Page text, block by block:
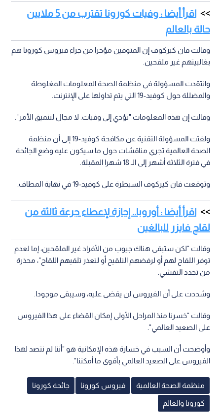
اقرأ أيضا : وفيات كورونا تقترب من 5 ملايين
حالة بالعالم
وقالت فان كيركوف إن المتوفين مؤخرا من جراء فيروس كورونا هم
بغالبيتهم غير ملقحين.
وانتقدت المسؤولة في منظمة الصحة المعلومات المغلوطة
والمضللة حول كوفيد-19 التي يتم تداولها على الإنترنت.
وقالت إن هذه المعلومات "تؤدي إلى وفيات. لا مجال لتنميق الأمر".
ولفتت المسؤولة التقنية عن مكافحة كوفيد-19 إلى أن منظمة
الصحة العالمية تجري مناقشات حول ما سيكون عليه وضع الجائحة
في فترة الثلاثة أشهر إلى الـ 18 شهرا المقبلة.
وتوقعت فان كيركوف السيطرة على كوفيد-19 في نهاية المطاف.
اقرأ أيضا : أوروبا.. إجازة لإعطاء جرعة ثالثة من
لقاح فايزر للبالغين
وقالت "لكن ستبقى هناك جيوب من الأفراد غير الملقحين، إما لعدم
توفر اللقاح لهم أو لرفضهم التلقيح أو لتعذر تلقيهم اللقاح"، محذرة
من تجدد التفشي.
وشددت على أن الفيروس لن يقضى عليه، وسيبقى موجودا.
وقالت "خسرنا منذ المراحل الأولى إمكان القضاء على هذا الفيروس
على الصعيد العالمي".
وأوضحت أن السبب في خسارة هذه الإمكانية هو "أننا لم نتصد لهذا
الفيروس على الصعيد العالمي بأقوى ما أمكننا".
منظمة الصحة العالمية فيروس كورونا جائحة كورونا
كورونا والعالم